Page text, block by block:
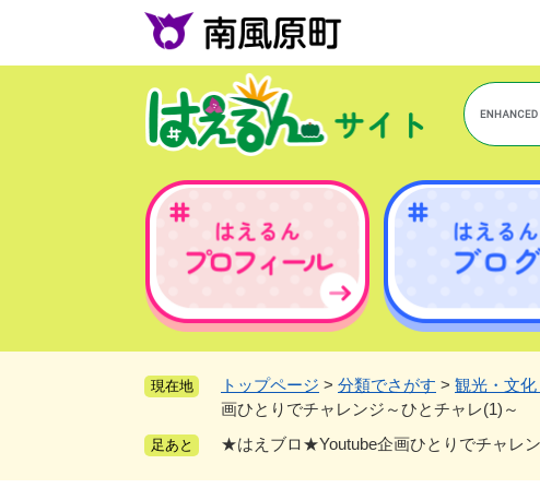
ジ
現在地 トップページ > 分類でさがす > 観光・文化
画ひとりでチャレンジ～ひとチャレ(1)～
足あと ★はえブロ★Youtube企画ひとりでチャレ